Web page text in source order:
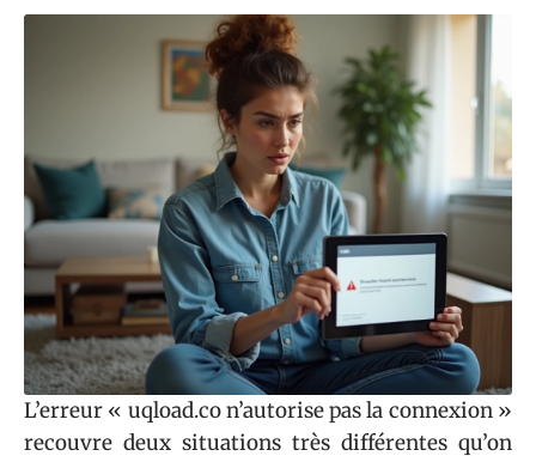
L’erreur « uqload.co n’autorise pas la connexion »
recouvre deux situations très différentes qu’on